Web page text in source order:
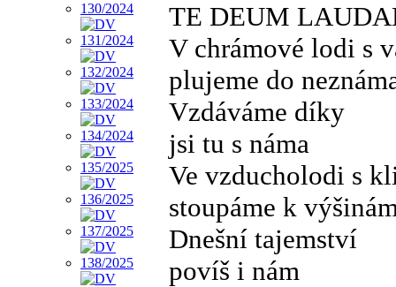
TE DEUM
V chrámové lodi s
plujeme do
Vzdáváme díky
jsi tu s náma
Ve vzducholodi s
stoupáme k
Dnešní tajemství
povíš i nám